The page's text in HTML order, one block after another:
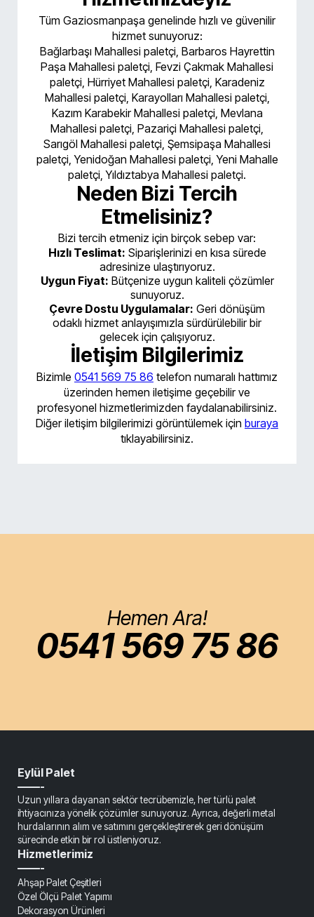
Tüm Gaziosmanpaşa genelinde hızlı ve güvenilir
hizmet sunuyoruz:
Bağlarbaşı Mahallesi paletçi, Barbaros Hayrettin
Paşa Mahallesi paletçi, Fevzi Çakmak Mahallesi
paletçi, Hürriyet Mahallesi paletçi, Karadeniz
Mahallesi paletçi, Karayolları Mahallesi paletçi,
Kazım Karabekir Mahallesi paletçi, Mevlana
Mahallesi paletçi, Pazariçi Mahallesi paletçi,
Sarıgöl Mahallesi paletçi, Şemsipaşa Mahallesi
paletçi, Yenidoğan Mahallesi paletçi, Yeni Mahalle
paletçi, Yıldıztabya Mahallesi paletçi.
Neden Bizi Tercih
Etmelisiniz?
Bizi tercih etmeniz için birçok sebep var:
Hızlı Teslimat: Siparişlerinizi en kısa sürede
adresinize ulaştırıyoruz.
Uygun Fiyat: Bütçenize uygun kaliteli çözümler
sunuyoruz.
Çevre Dostu Uygulamalar: Geri dönüşüm
odaklı hizmet anlayışımızla sürdürülebilir bir
gelecek için çalışıyoruz.
İletişim Bilgilerimiz
Bizimle 0541 569 75 86 telefon numaralı hattımız
üzerinden hemen iletişime geçebilir ve
profesyonel hizmetlerimizden faydalanabilirsiniz.
Diğer iletişim bilgilerimizi görüntülemek için buraya
tıklayabilirsiniz.
Hemen Ara!
0541 569 75 86
Eylül Palet
——-
Uzun yıllara dayanan sektör tecrübemizle, her türlü palet
ihtiyacınıza yönelik çözümler sunuyoruz. Ayrıca, değerli metal
hurdalarının alım ve satımını gerçekleştirerek geri dönüşüm
sürecinde etkin bir rol üstleniyoruz.
Hizmetlerimiz
——-
Ahşap Palet Çeşitleri
Özel Ölçü Palet Yapımı
Dekorasyon Ürünleri